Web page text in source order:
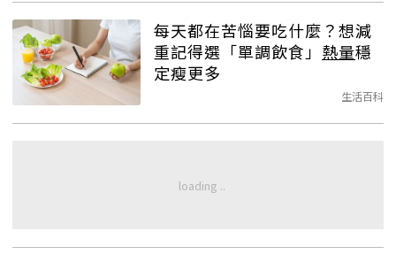
每天都在苦惱要吃什麼？想減
重記得選「單調飲食」 熱量穩
定瘦更多
生活百科